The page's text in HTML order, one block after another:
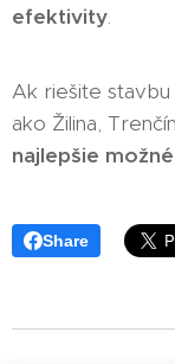
efektivity.
Ak riešite
ako Žilina,
najlepšie
Share